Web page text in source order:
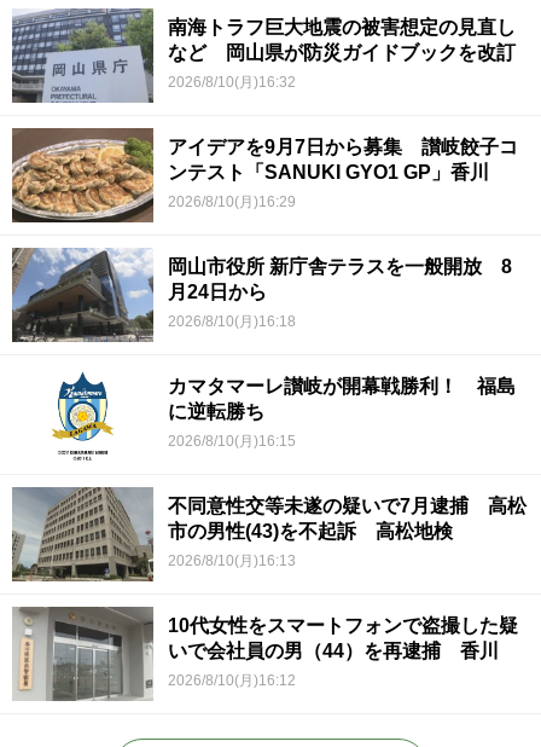
南海トラフ巨大地震の被害想定の見直し
など 岡山県が防災ガイドブックを改訂
2026/8/10(月)16:32
アイデアを9月7日から募集 讃岐餃子コ
ンテスト「SANUKI GYO1 GP」香川
2026/8/10(月)16:29
岡山市役所 新庁舎テラスを一般開放 8
月24日から
2026/8/10(月)16:18
カマタマーレ讃岐が開幕戦勝利！ 福島
に逆転勝ち
2026/8/10(月)16:15
不同意性交等未遂の疑いで7月逮捕 高松
市の男性(43)を不起訴 高松地検
2026/8/10(月)16:13
10代女性をスマートフォンで盗撮した疑
いで会社員の男（44）を再逮捕 香川
2026/8/10(月)16:12